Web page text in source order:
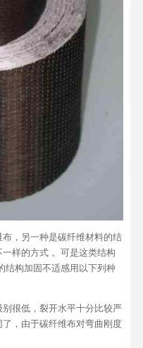
维布，另一种是碳纤维材料的结
样的方式 。可是这类结构
结构加固不适感用以下列种
级别很低，裂开水平十分比较严
，由于碳纤维布对弯曲刚度